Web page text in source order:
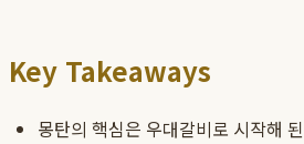
Key Takeaways
몽탄의 핵심은 우대갈비로 시작해